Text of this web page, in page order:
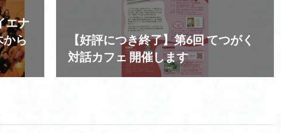
エナ
ら
【好評につき終了】第6回 てつがく
対話カフェ 開催します